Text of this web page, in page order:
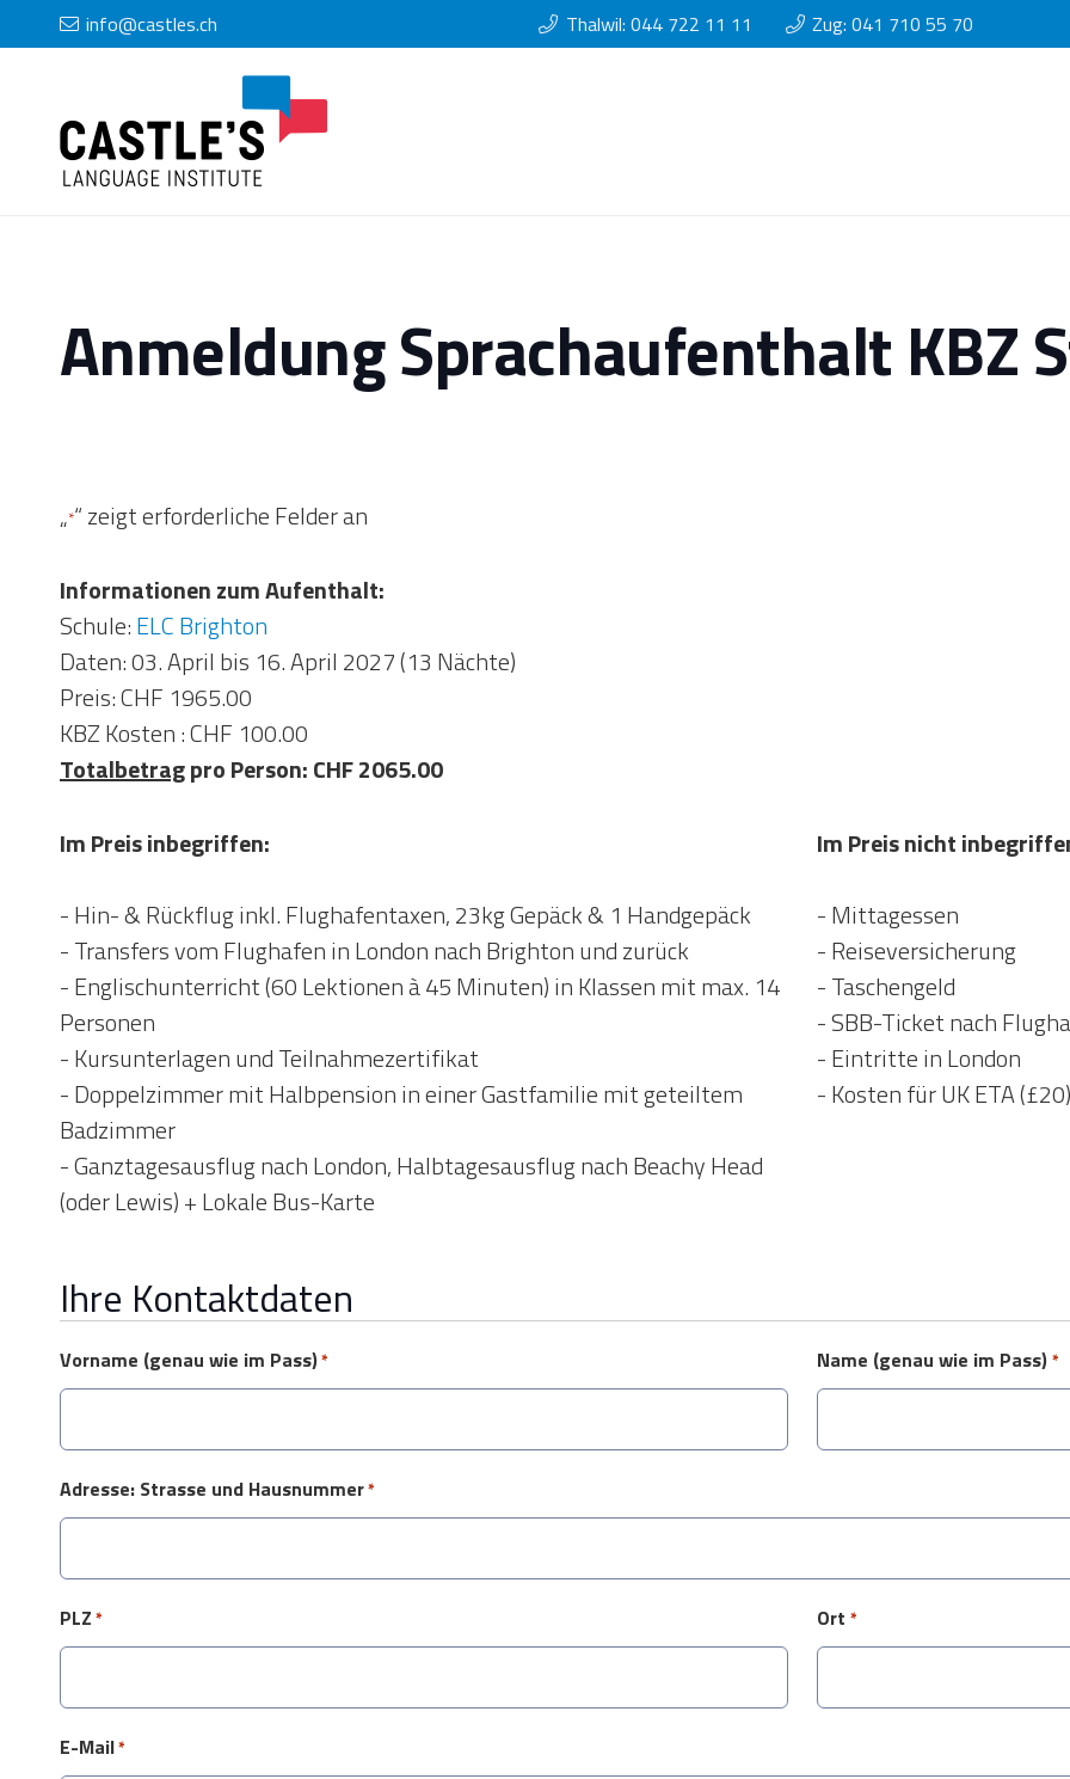
info@castles.ch Thalwil: 044 722 11 11 Zug: 041 710 55 70
Anmeldung Sprachaufenthalt KBZ
„*“ zeigt erforderliche Felder an
Informationen zum Aufenthalt:
Schule:ELC Brighton
Daten: 03. April bis 16. April 2027 (13 Nächte)
Preis: CHF 1965.00
KBZ Kosten : CHF 100.00
Totalbetragpro Person: CHF 2065.00
Im Preis inbegriffen:
- Hin- & Rückflug inkl. Flughafentaxen, 23kg Gepäck & 1 Handgepäck
- Transfers vom Flughafen in London nach Brighton und zurück
- Englischunterricht (60 Lektionen à 45 Minuten) in Klassen mit max. 14
Personen
- Kursunterlagen und Teilnahmezertifikat
- Doppelzimmer mit Halbpension in einer Gastfamilie mit geteiltem
Badzimmer
- Ganztagesausflug nach London, Halbtagesausflug nach Beachy Head
(oder Lewis) + Lokale Bus-Karte
Im Preis nicht
- Mittagessen
- Reiseversicherung
- Taschengeld
- SBB-Ticket nach
- Eintritte in London
- Kosten für UK ETA
Ihre Kontaktdaten
Vorname (genau wie im Pass)* Name (genau wie im Pass) *
Adresse: Strasse und Hausnummer*
PLZ * Ort *
E-Mail*